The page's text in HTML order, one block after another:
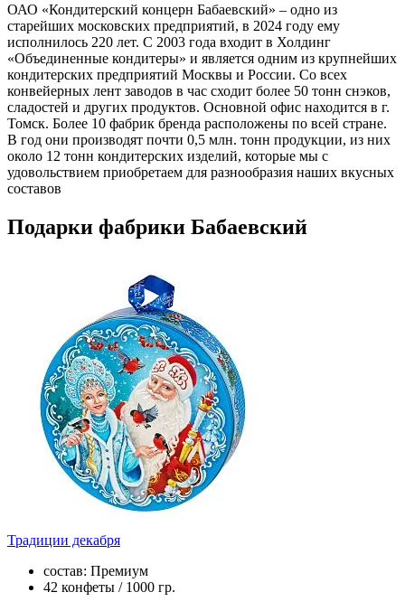
ОАО «Кондитерский концерн Бабаевский» – одно из
старейших московских предприятий, в 2024 году ему
исполнилось 220 лет. С 2003 года входит в Холдинг
«Объединенные кондитеры» и является одним из крупнейших
кондитерских предприятий Москвы и России. Со всех
конвейерных лент заводов в час сходит более 50 тонн снэков,
сладостей и других продуктов. Основной офис находится в г.
Томск. Более 10 фабрик бренда расположены по всей стране.
В год они производят почти 0,5 млн. тонн продукции, из них
около 12 тонн кондитерских изделий, которые мы с
удовольствием приобретаем для разнообразия наших вкусных
составов
Подарки фабрики Бабаевский
Традиции декабря
состав: Премиум
42 конфеты / 1000 гр.